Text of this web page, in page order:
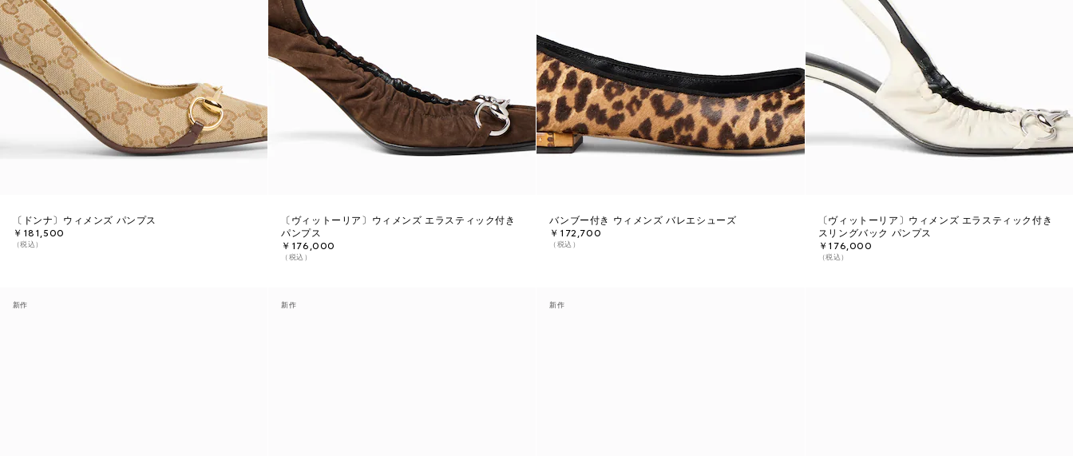
〔ドンナ〕ウィメンズ パンプス
￥181,500
（税込）
〔ヴィットーリア〕ウィメンズ エラスティック付き
パンプス
￥176,000
（税込）
バンブー付き ウィメンズ バレエシューズ
￥172,700
（税込）
〔ヴィットーリア〕ウィメンズ エラスティック付き
スリングバック パンプス
￥176,000
（税込）
新作 新作 新作